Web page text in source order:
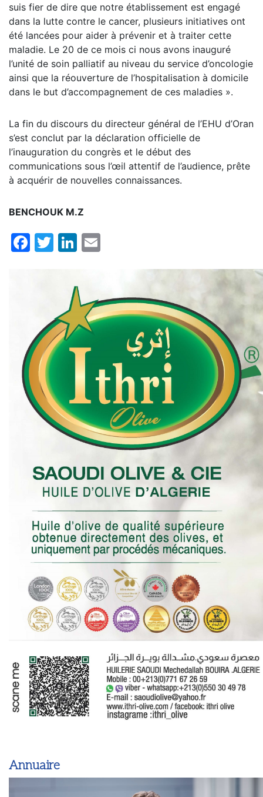
suis fier de dire que notre établissement est engagé
dans la lutte contre le cancer, plusieurs initiatives ont
été lancées pour aider à prévenir et à traiter cette
maladie. Le 20 de ce mois ci nous avons inauguré
l’unité de soin palliatif au niveau du service d’oncologie
ainsi que la réouverture de l’hospitalisation à domicile
dans le but d’accompagnement de ces maladies ».
La fin du discours du directeur général de l’EHU d’Oran
s’est conclut par la déclaration officielle de
l’inauguration du congrès et le début des
communications sous l’œil attentif de l’audience, prête
à acquérir de nouvelles connaissances.
BENCHOUK M.Z
Facebook
TwitterLinkedIn
Annuaire